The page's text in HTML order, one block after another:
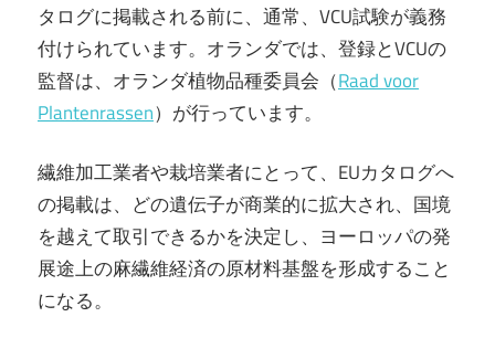
タログに掲載される前に、通常、VCU試験が義務
付けられています。オランダでは、登録とVCUの
監督は、オランダ植物品種委員会（Raad voor
Plantenrassen）が行っています。
繊維加工業者や栽培業者にとって、EUカタログへ
の掲載は、どの遺伝子が商業的に拡大され、国境
を越えて取引できるかを決定し、ヨーロッパの発
展途上の麻繊維経済の原材料基盤を形成すること
になる。